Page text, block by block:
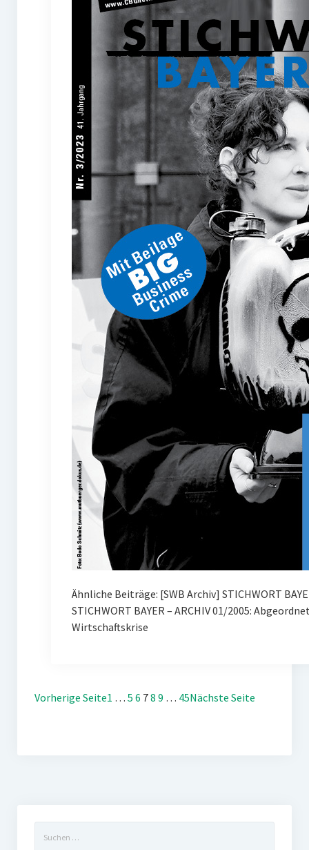
Ähnliche Beiträge: [SWB Archiv] STICHWORT
STICHWORT BAYER – ARCHIV 01/2005:
Wirtschaftskrise
Vorherige Seite1 … 5 6 78 9 … 45Nächste Seite
nach: